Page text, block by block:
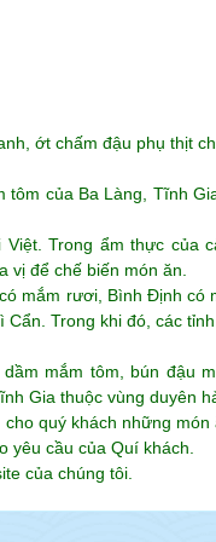
ớt chấm đậu phụ thịt
của Ba Làng, Tĩnh
Trong ẩm thực của
để chế biến món ăn.
mắm rươi, Bình Định có
Trong khi đó, các
mắm tôm, bún đậu
Gia thuộc vùng duyên
quý khách những
yêu cầu của Quí khách.
của chúng tôi.